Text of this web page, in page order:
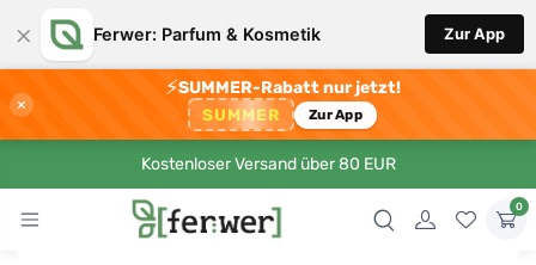
× Ferwer: Parfum & Kosmetik Zur App
×
⚡SUMMER-Rabatt nur jetzt!
SUMMER Zur App
Kostenloser Versand über 80 EUR
0